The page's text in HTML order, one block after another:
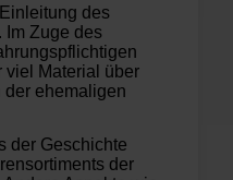
des
Im Zuge des
viel Material über
der ehe­maligen
der Geschichte
der